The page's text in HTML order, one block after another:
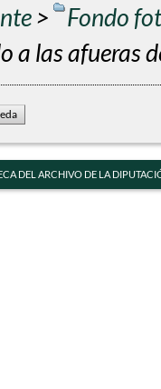
>
Fondo
a las afueras
DEL ARCHIVO DE LA